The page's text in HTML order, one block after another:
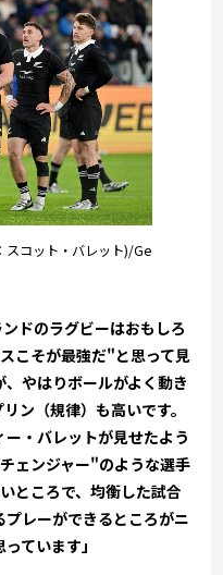
スコット・バレット)/Ge
ドのラグビーはおもしろ
こそが最強だ"と思って見
やはりボールがよく動き
ン（規律）も高いです。
・バレットが見せたよう
ェンジャー"のような選手
ところで、均衡した試合
レーができるところがニ
ています」